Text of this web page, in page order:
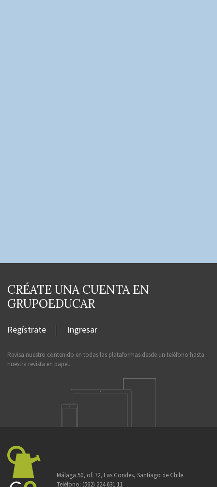
CRÉATE UNA CUENTA EN
GRUPOEDUCAR
Regístrate Ingresar
Revisa nuestro contenido en todas las plataformas desde un teléfono hasta
nuestra revista en papel.
Málaga 50, of. 72, Las Condes, Santiago de Chile.
Teléfono: (562) 224 631 11